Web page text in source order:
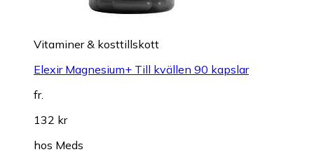
Vitaminer & kosttillskott
Elexir Magnesium+ Till kvällen 90 kapslar
fr.
132 kr
hos Meds